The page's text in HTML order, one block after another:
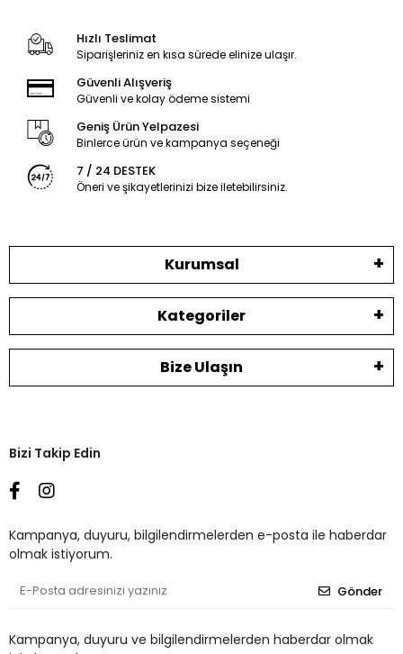
Hızlı Teslimat
Siparişleriniz en kısa sürede elinize ulaşır.
Güvenli Alışveriş
Güvenli ve kolay ödeme sistemi
Geniş Ürün Yelpazesi
Binlerce ürün ve kampanya seçeneği
7 / 24 DESTEK
Öneri ve şikayetlerinizi bize iletebilirsiniz.
Kurumsal
Kategoriler
Bize Ulaşın
Bizi Takip Edin
Kampanya, duyuru, bilgilendirmelerden e-posta ile haberdar
olmak istiyorum.
Gönder
Kampanya, duyuru ve bilgilendirmelerden haberdar olmak